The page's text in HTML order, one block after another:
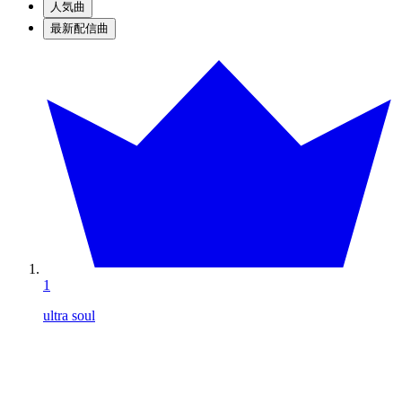
人気曲
最新配信曲
1
ultra soul